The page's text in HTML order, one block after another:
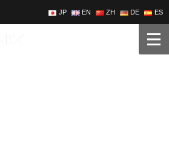
JP EN ZH DE ES